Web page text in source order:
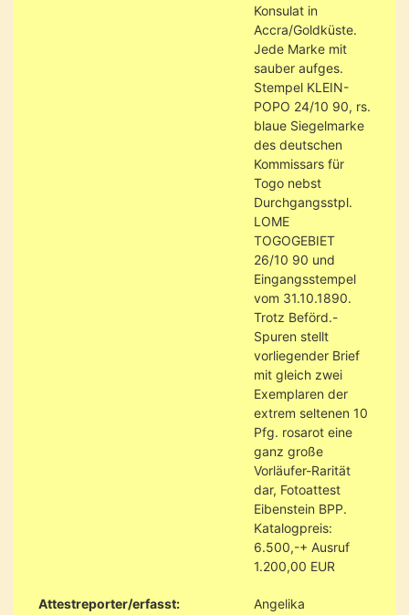
Konsulat in
Accra/Goldküste.
Jede Marke mit
sauber aufges.
Stempel KLEIN-
POPO 24/10 90, rs.
blaue Siegelmarke
des deutschen
Kommissars für
Togo nebst
Durchgangsstpl.
LOME
TOGOGEBIET
26/10 90 und
Eingangsstempel
vom 31.10.1890.
Trotz Beförd.-
Spuren stellt
vorliegender Brief
mit gleich zwei
Exemplaren der
extrem seltenen 10
Pfg. rosarot eine
ganz große
Vorläufer-Rarität
dar, Fotoattest
Eibenstein BPP.
Katalogpreis:
6.500,-+ Ausruf
1.200,00 EUR
Attestreporter/erfasst: Angelika